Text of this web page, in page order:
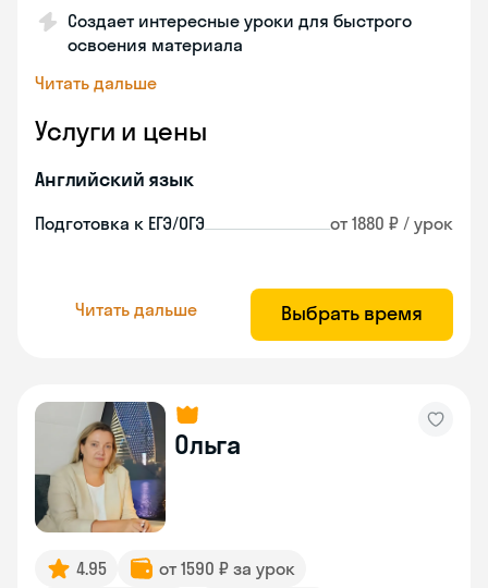
Создает интересные уроки для быстрого
освоения материала
Читать дальше
Услуги и цены
Английский язык
Подготовка к ЕГЭ/ОГЭ от 1880 ₽ / урок
Читать дальше Выбрать время
Ольга
4.95
от 1590 ₽ за урок